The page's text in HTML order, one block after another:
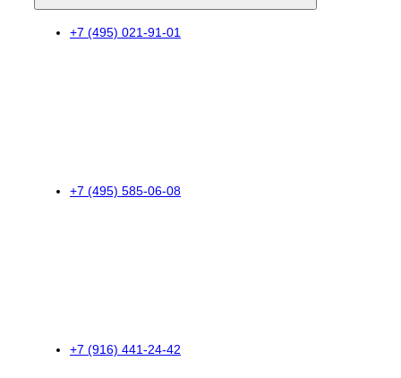
+7 (495) 021-91-01
+7 (495) 585-06-08
+7 (916) 441-24-42